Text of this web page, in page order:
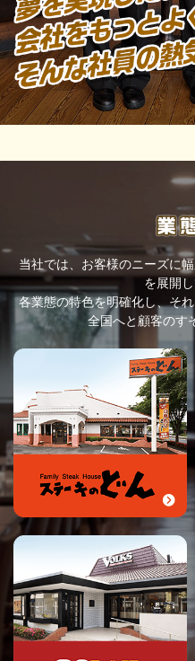
当社では、お客様のニーズに
を展開し
各業態の特色を明確化し、そ
全国へと顧客のす